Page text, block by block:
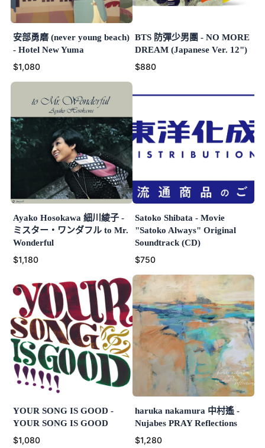
安部勇磨 (never young beach)
- Hotel New Yuma
$1,080
BTS 防彈少男團 - NO MORE
DREAM (Japanese Ver. 12")
$880
Ayako Hosokawa 細川綾子 -
ミスター・ワンダフル to Mr.
Wonderful
$1,180
Satoko Shibata - Movie
"Satoko Always" Original
Soundtrack (CD)
$750
YOUR SONG IS GOOD -
YOUR SONG IS GOOD
$1,080
haruka nakamura 中村遙 -
Nujabes PRAY Reflections
$1,280